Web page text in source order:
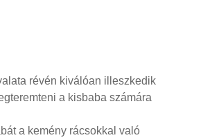
révén kiválóan illeszkedik
a kisbaba számára
a kemény rácsokkal való